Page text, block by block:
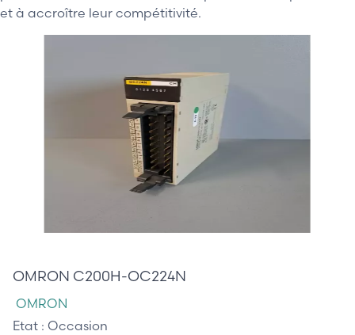
et à accroître leur compétitivité.
OMRON C200H-OC224N
OMRON
Etat : Occasion